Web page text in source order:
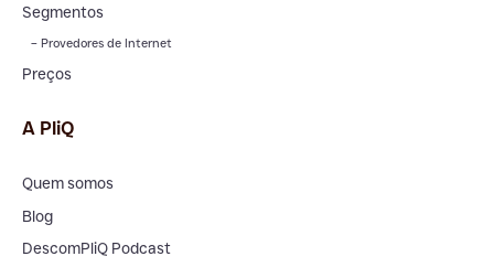
Segmentos
– Provedores de Internet
Preços
A PliQ
Quem somos
Blog
DescomPliQ Podcast